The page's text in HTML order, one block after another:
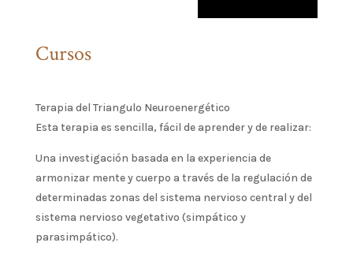
Cursos
Terapia del Triangulo Neuroenergético
Esta terapia es sencilla, fácil de aprender y de realizar:
Una investigación basada en la experiencia de
armonizar mente y cuerpo a través de la regulación de
determinadas zonas del sistema nervioso central y del
sistema nervioso vegetativo (simpático y
parasimpático).